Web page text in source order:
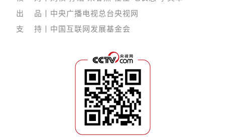
出 品丨中央广播电视总台央视网
支 持丨中国互联网发展基金会